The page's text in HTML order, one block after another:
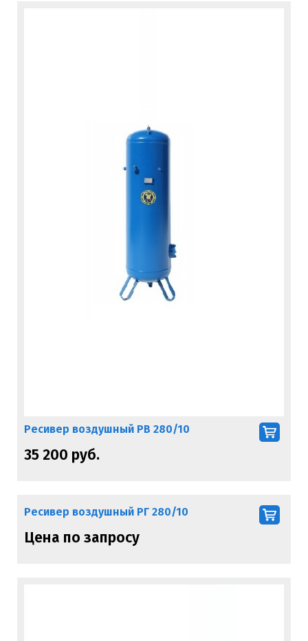
Ресивер воздушный РВ 280/10
35 200 руб.
Ресивер воздушный РГ 280/10
Цена по запросу